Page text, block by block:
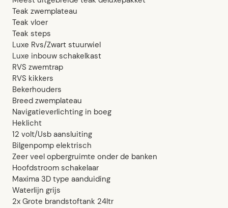
Teak zwemplateau
Teak vloer
Teak steps
Luxe Rvs/Zwart stuurwiel
Luxe inbouw schakelkast
RVS zwemtrap
RVS kikkers
Bekerhouders
Breed zwemplateau
Navigatieverlichting in boeg
Heklicht
12 volt/Usb aansluiting
Bilgenpomp elektrisch
Zeer veel opbergruimte onder de banken
Hoofdstroom schakelaar
Maxima 3D type aanduiding
Waterlijn grijs
2x Grote brandstoftank 24ltr